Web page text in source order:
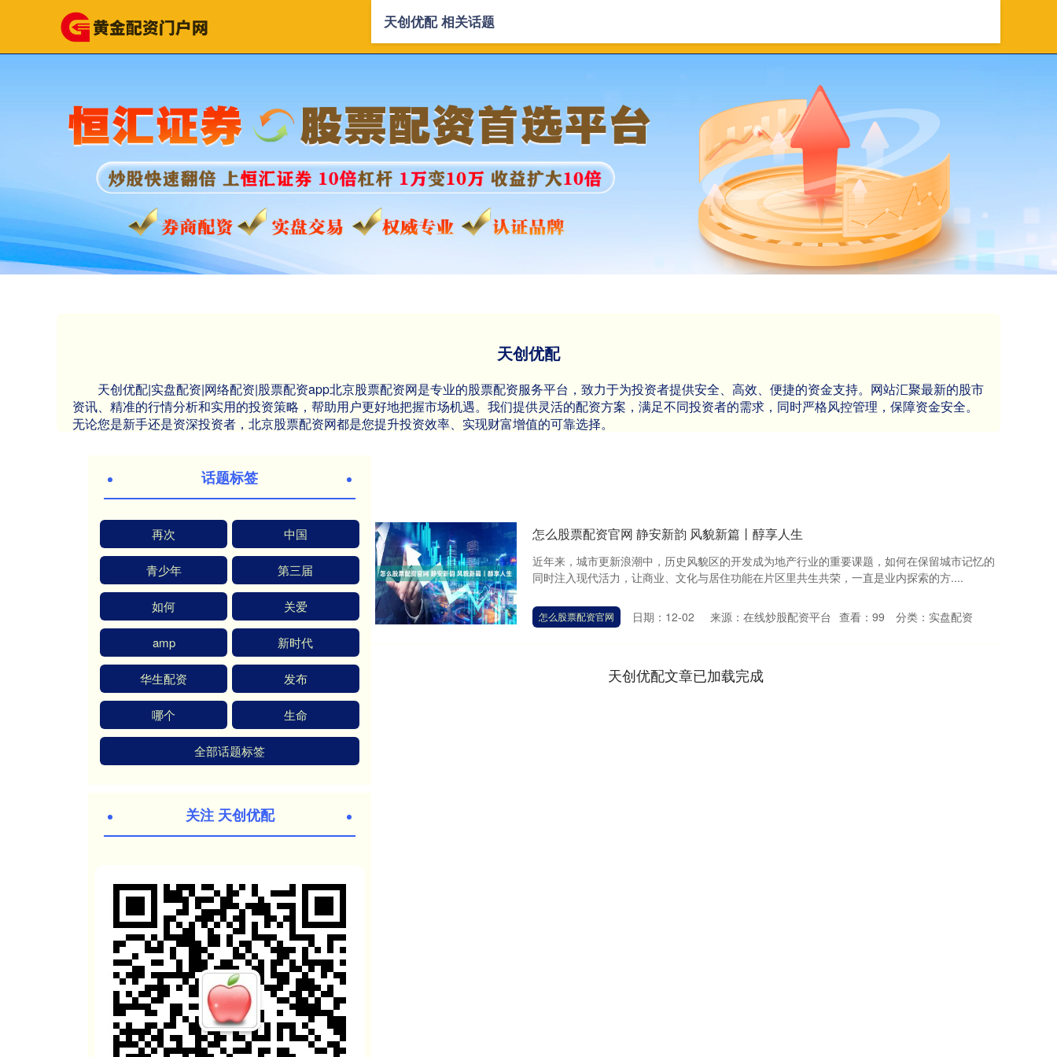
天创优配
天创优配|实盘配资|网络配资|股票配资app北京股票配资网是专业的股票配资服务平台，致力于为投资者提供安全、高效、便捷的资金支持。网站汇聚最新的股市
资讯、精准的行情分析和实用的投资策略，帮助用户更好地把握市场机遇。我们提供灵活的配资方案，满足不同投资者的需求，同时严格风控管理，保障资金安全。
无论您是新手还是资深投资者，北京股票配资网都是您提升投资效率、实现财富增值的可靠选择。
天创优配 相关话题
怎么股票配资官网 静安新韵 风貌新篇丨醇享人生
近年来，城市更新浪潮中，历史风貌区的开发成为地产行业的重要课题，如何在保留城市记忆的
同时注入现代活力，让商业、文化与居住功能在片区里共生共荣，一直是业内探索的方....
怎么股票配资官网 日期：12-02 来源：在线炒股配资平台 查看： 99 分类： 实盘配资
天创优配文章已加载完成
话题标签
再次 中国
青少年 第三届
如何 关爱
amp 新时代
华生配资 发布
哪个 生命
全部话题标签
关注 天创优配